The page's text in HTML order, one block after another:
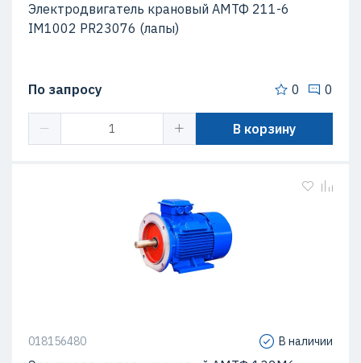
Электродвигатель крановый АМТФ 211-6
IM1002 PR23076 (лапы)
По запросу 0 0
В корзину
018156480 В наличии